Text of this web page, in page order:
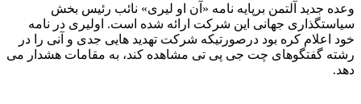
وعده جدید آلتمن برپایه نامه «آن او لیری» نائب رئیس بخش
سیاستگذاری جهانی این شرکت ارائه شده است. اولیری در نامه
خود اعلام کره بود درصورتیکه شرکت تهدید هایی جدی و آنی را در
رشته گفتگوهای چت جی پی تی مشاهده کند، به مقامات هشدار می
دهد.